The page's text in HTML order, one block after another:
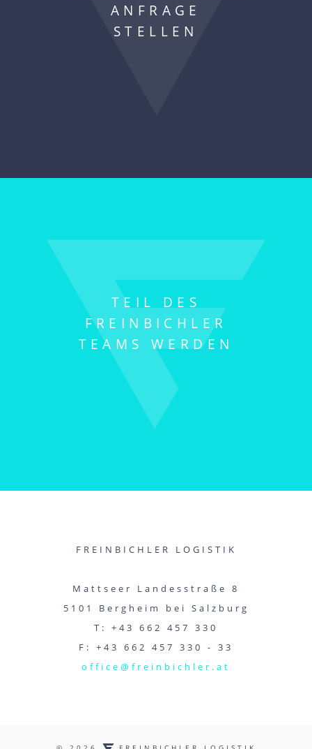
ANFRAGE
STELLEN
TEIL DES
FREINBICHLER
TEAMS WERDEN
FREINBICHLER LOGISTIK
Mattseer Landesstraße 8
5101 Bergheim bei Salzburg
T: +43 662 457 330
F: +43 662 457 330 - 33
office@freinbichler.at